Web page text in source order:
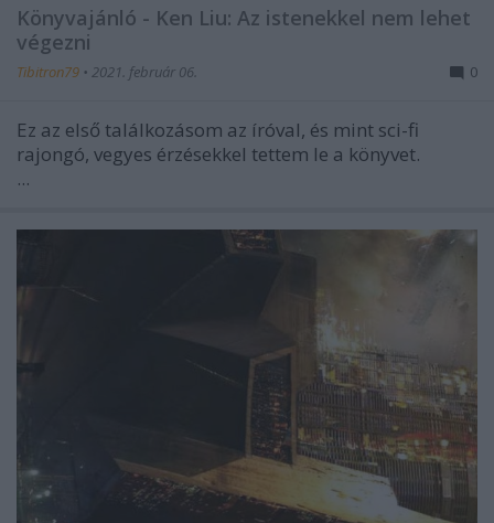
Könyvajánló - Ken Liu: Az istenekkel nem lehet
végezni
Tibitron79 • 2021. február 06. 0
Ez az első találkozásom az íróval, és mint sci-fi
rajongó, vegyes érzésekkel tettem le a könyvet.
...